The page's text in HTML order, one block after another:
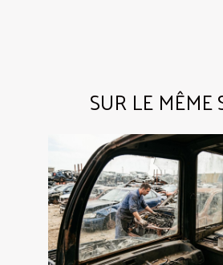
SUR LE MÊME